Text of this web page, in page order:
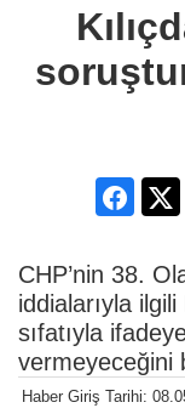
CHP’nin 38.
iddialarıyla ilgili
sıfatıyla
vermeyeceğini
Haber Giriş Tarihi: